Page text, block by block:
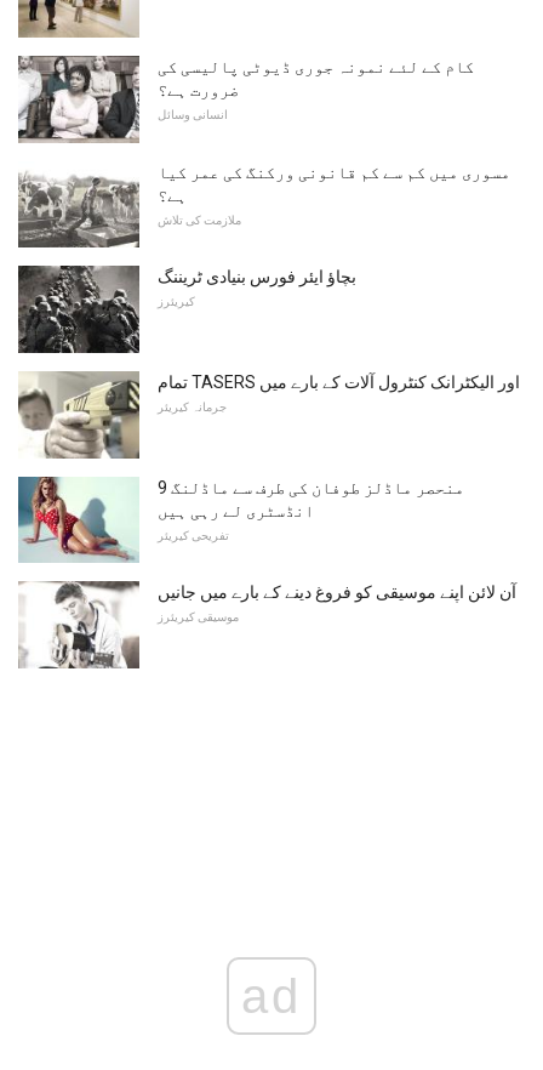
کام کے لئے نمونہ جوری ڈیوٹی پالیسی کی
ضرورت ہے؟
انسانی وسائل
مسوری میں کم سے کم قانونی ورکنگ کی عمر کیا
ہے؟
ملازمت کی تلاش
بچاؤ ایئر فورس بنیادی ٹریننگ
کیریئرز
تمام TASERS اور الیکٹرانک کنٹرول آلات کے بارے میں
جرمانہ کیریئر
9 منحصر ماڈلز طوفان کی طرف سے ماڈلنگ
انڈسٹری لے رہی ہیں
تفریحی کیریئر
آن لائن اپنے موسیقی کو فروغ دینے کے بارے میں جانیں
موسیقی کیریئرز
ad